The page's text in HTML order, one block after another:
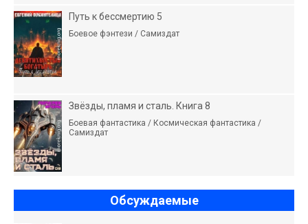
Путь к бессмертию 5
Боевое фэнтези / Самиздат
Звёзды, пламя и сталь. Книга 8
Боевая фантастика / Космическая фантастика /
Самиздат
Обсуждаемые